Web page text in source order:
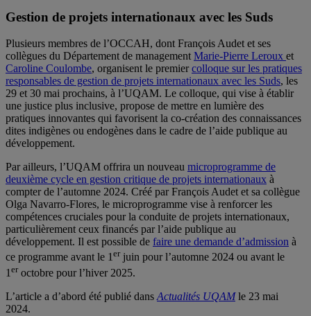
Gestion de projets internationaux avec les Suds
Plusieurs membres de l’OCCAH, dont François Audet et ses
collègues du Département de management Marie-Pierre Leroux et
Caroline Coulombe, organisent le premiercolloque sur les pratiques
responsables de gestion de projets internationaux avec les Suds, les
29 et 30 mai prochains, à l’UQAM. Le colloque, qui vise à établir
une justice plus inclusive, propose de mettre en lumière des
pratiques innovantes qui favorisent la co-création des connaissances
dites indigènes ou endogènes dans le cadre de l’aide publique au
développement.
Par ailleurs, l’UQAM offrira un nouveau microprogramme de
deuxième cycle en gestion critique de projets internationaux à
compter de l’automne 2024. Créé par François Audet et sa collègue
Olga Navarro-Flores, le microprogramme vise à renforcer les
compétences cruciales pour la conduite de projets internationaux,
particulièrement ceux financés par l’aide publique au
développement. Il est possible de faire une demande d’admission à
ce programme avant le 1er juin pour l’automne 2024 ou avant le
1 eroctobre pour l’hiver 2025.
L’article a d’abord été publié dans Actualités UQAMle 23 mai
2024.